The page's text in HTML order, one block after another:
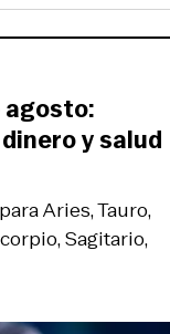
Aries, Tauro,
Sagitario,
agosto:
y salud